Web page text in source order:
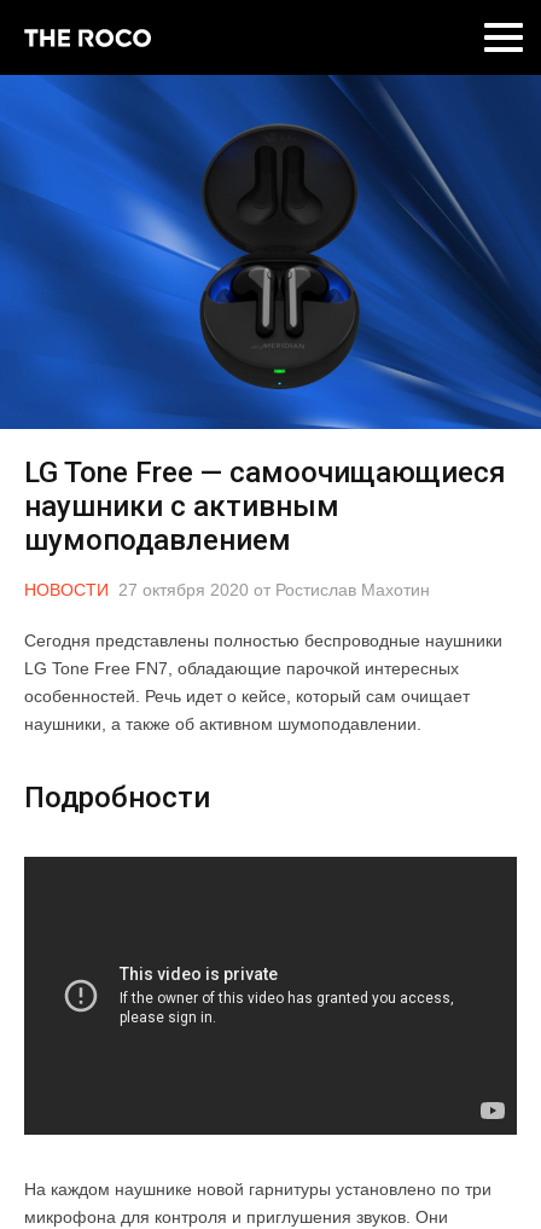
LG Tone Free — самоочищающиеся
наушники с активным
шумоподавлением
НОВОСТИ 27 октября 2020 от Ростислав Махотин
Сегодня представлены полностью беспроводные наушники
LG Tone Free FN7, обладающие парочкой интересных
особенностей. Речь идет о кейсе, который сам очищает
наушники, а также об активном шумоподавлении.
Подробности
На каждом наушнике новой гарнитуры установлено по три
микрофона для контроля и приглушения звуков. Они